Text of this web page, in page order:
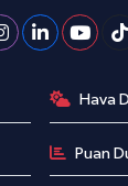
Hava
Puan